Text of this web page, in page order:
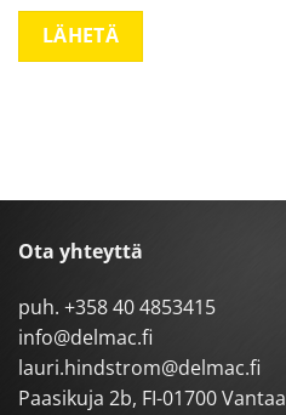
Ota yhteyttä
puh. +358 40 4853415
info@delmac.fi
lauri.hindstrom@delmac.fi
Paasikuja 2b, FI-01700 Vantaa